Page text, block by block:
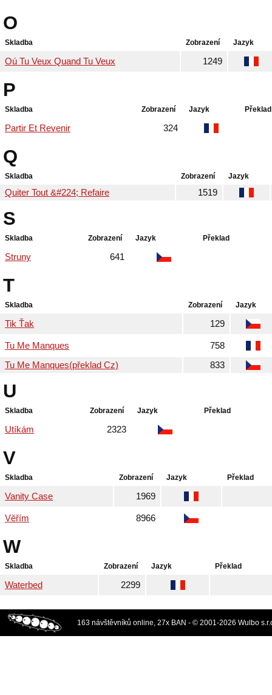
O
Skladba Zobrazení Jazyk
Oú Tu Veux Quand Tu Veux 1249
P
Skladba Zobrazení Jazyk Překlad
Partir Et Revenir 324
Q
Skladba Zobrazení Jazyk
Quiter Tout &#224; Refaire 1519
S
Skladba Zobrazení Jazyk Překlad
Struny 641
T
Skladba Zobrazení Jazyk
Tik Ťak 129
Tu Me Manques
758
Tu Me Manques(překlad Cz)
833
U
Skladba Zobrazení Jazyk Překlad
Utíkám 2323
V
Skladba Zobrazení Jazyk Překlad
Vanity Case 1969
Věřím 8966
W
Skladba Zobrazení Jazyk Překlad
Waterbed 2299
163 návštěvníků online, 27x BAN - © 2001-2026 Wulbo